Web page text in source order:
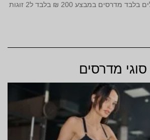
בהפניה ורק ב-125 שקלים בלבד מדרסים במבצע 200 ₪ בלבד ל2 זוגות
סוגי מדרסים